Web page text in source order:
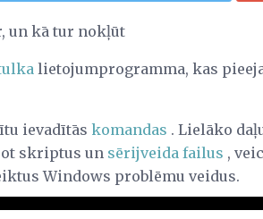
un kā tur nokļūt
lietojumprogramma, kas
ievadītās komandas . Lielāko
skriptus un sērijveida failus ,
Windows problēmu veidus.